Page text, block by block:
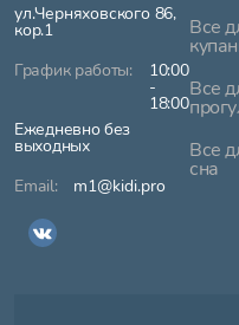
ул.Черняховского 86,
кор.1
10:00
-
18:00
Ежедневно без
выходных
m1@kidi.pro
Все
Все
Все
сна